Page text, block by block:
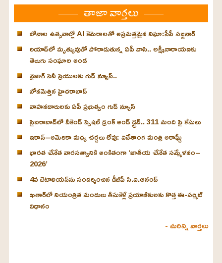
తాజా వార్తలు
బోనాల ఉత్సవాల్లో AI కెమెరాలతో అప్రమత్తమైన నిఘా:సీపీ సజ్జనార్
రియాద్‌లో మృత్యువుతో పోరాడుతున్న ఏపీ వాసి.. లక్ష్మీనారాయణకు
తెలుగు సంఘాల అండ
వైజాగ్ సినీ ప్రియులకు గుడ్ న్యూస్..
బోనమెత్తిన హైదరాబాద్
వాహనదారులకు ఏపీ ప్రభుత్వం గుడ్ న్యూస్
సైబరాబాద్‌లో వీకెండ్ స్పెషల్ డ్రంక్‌ అండ్‌ డ్రైవ్‌.. 311 మంది పై కేసులు
ఇరాన్‌–అమెరికా మధ్య చర్చలు లేవు: విదేశాంగ మంత్రి అరాఘ్చీ
భారత చేనేత వారసత్వానికి అంకితంగా ‘జాతీయ చేనేత సమ్మేళనం–
2026’
4వ బెటాలియన్‌ను సందర్శించిన డీజీపీ సి.వి.ఆనంద్
ఖతార్‌లో నియంత్రిత మందులు తీసుకెళ్లే ప్రయాణికులకు కొత్త ఈ-పర్మిట్
విధానం
- మరిన్ని వార్తలు